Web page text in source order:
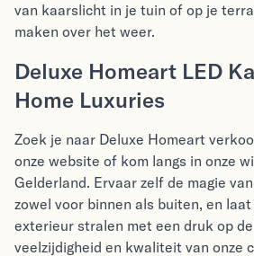
van kaarslicht in je tuin of op je
maken over het weer.
Deluxe Homeart LED
Home Luxuries
Zoek je naar Deluxe Homeart
onze website of kom langs in onze
Gelderland. Ervaar zelf de magie
zowel voor binnen als buiten, en
exterieur stralen met een druk op
veelzijdigheid en kwaliteit van onze